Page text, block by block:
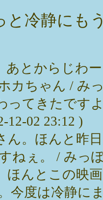
と冷静にも
あとからじわ
カちゃん / み
ってきたです
12-02 23:12 )
ん。ほんと昨
ねぇ。 / みっ
ほんとこの映
今度は冷静に